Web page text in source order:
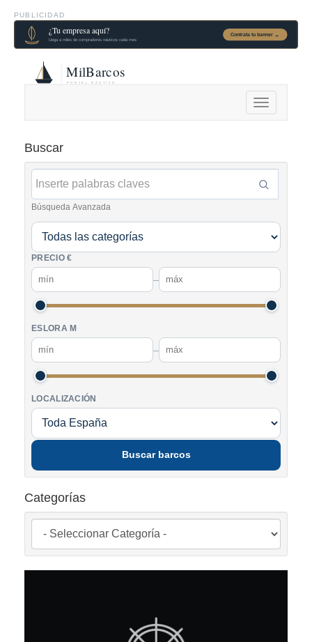
PUBLICIDAD
Alternar
navegación
Buscar
Búsqueda Avanzada
PRECIO €
–
ESLORA M
–
LOCALIZACIÓN
Buscar barcos
Categorías